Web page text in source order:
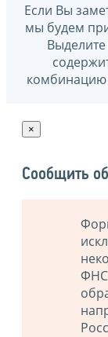
Если Вы
мы будем
комбинацию
×
Сообщить
ФНС